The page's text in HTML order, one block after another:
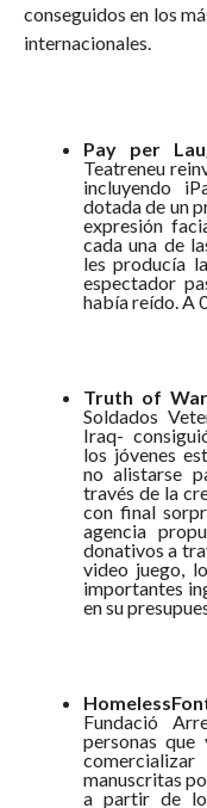
conseguidos en los
internacionales.
Pay per
Teatreneu
incluyendo
dotada de un
expresión
cada una de
les producía
espectador
había reído. A
Truth of War
Soldados
Iraq-
los jóvenes
no alistarse
través de la
con final
agencia
donativos a
video juego,
importantes
en su
Fundació
personas
manuscritas
a partir de